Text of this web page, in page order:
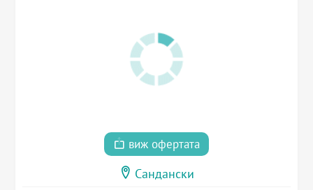
виж офертата
Сандански